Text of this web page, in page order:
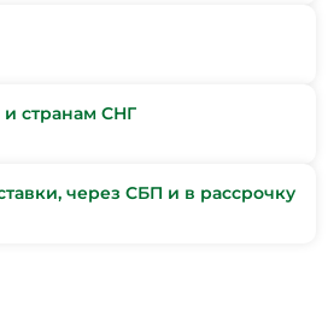
и странам СНГ
через СБП и в рассрочку